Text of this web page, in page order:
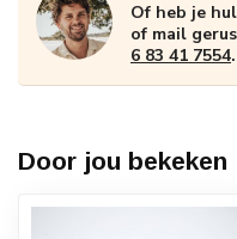
Of heb je
of mail
6 83 41 7554.
Door jou bekeken